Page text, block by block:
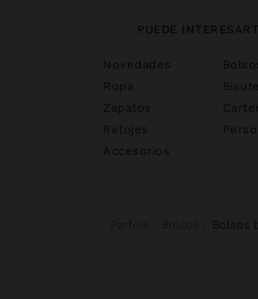
PUEDE
Novedades
Ropa
Zapatos
Relojes
Accesorios
bolsos